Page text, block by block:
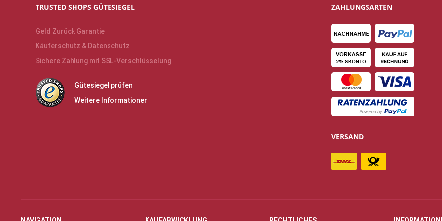
TRUSTED SHOPS GÜTESIEGEL
Geld Zurück Garantie
Käuferschutz & Datenschutz
Sichere Zahlung mit SSL-Verschlüsselung
Gütesiegel prüfen
Weitere Informationen
ZAHLUNGSARTEN
VERSAND